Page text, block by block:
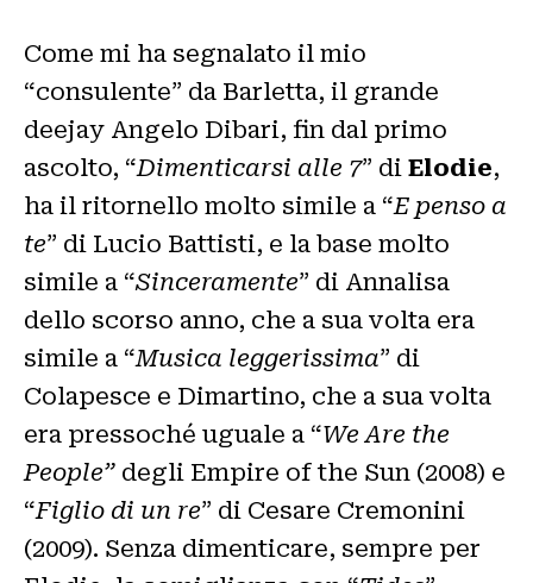
Come mi ha segnalato il mio
“consulente” da Barletta, il grande
deejay Angelo Dibari, fin dal primo
ascolto, “Dimenticarsi alle 7” di Elodie,
ha il ritornello molto simile a “E penso a
te” di Lucio Battisti, e la base molto
simile a “Sinceramente” di Annalisa
dello scorso anno, che a sua volta era
simile a “Musica leggerissima” di
Colapesce e Dimartino, che a sua volta
era pressoché uguale a “We Are the
People” degli Empire of the Sun (2008) e
“Figlio di un re” di Cesare Cremonini
(2009). Senza dimenticare, sempre per